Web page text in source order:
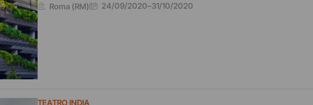
Roma (RM) 24/09/2020–31/10/2020
TEATRO INDIA